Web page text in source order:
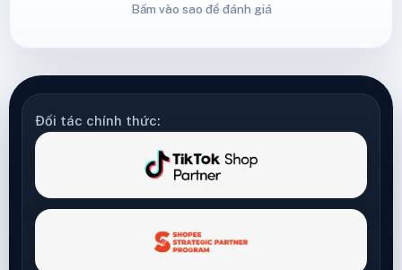
Bấm vào sao để đánh giá
Đối tác chính thức: